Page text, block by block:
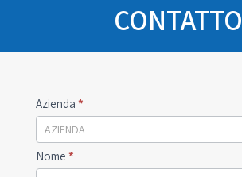
CONTATTO
Emilia
Gru
Contact
Azienda *
Nome *